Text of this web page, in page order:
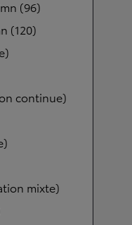
(96)
(120)
continue)
mixte)